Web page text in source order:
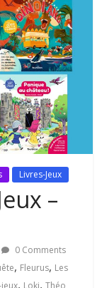
Livres-Jeux
–
0 Comments
, Fleurus, Les
, ,